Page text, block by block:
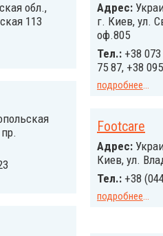
обл.,
113
Адрес:
г. Киев, ул.
оф.805
Тел.: +38
75 87, +38
подробнее...
Footcare
Адрес:
Киев, ул.
Тел.: +38
подробнее...